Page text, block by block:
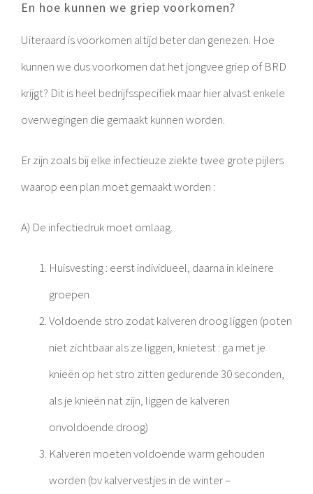
En hoe kunnen we griep voorkomen?
Uiteraard is voorkomen altijd beter dan genezen. Hoe
kunnen we dus voorkomen dat het jongvee griep of BRD
krijgt? Dit is heel bedrijfsspecifiek maar hier alvast enkele
overwegingen die gemaakt kunnen worden.
Er zijn zoals bij elke infectieuze ziekte twee grote pijlers
waarop een plan moet gemaakt worden :
A) De infectiedruk moet omlaag.
Huisvesting : eerst individueel, daarna in kleinere
groepen
Voldoende stro zodat kalveren droog liggen (poten
niet zichtbaar als ze liggen, knietest : ga met je
knieën op het stro zitten gedurende 30 seconden,
als je knieën nat zijn, liggen de kalveren
onvoldoende droog)
Kalveren moeten voldoende warm gehouden
worden (bv kalvervestjes in de winter –